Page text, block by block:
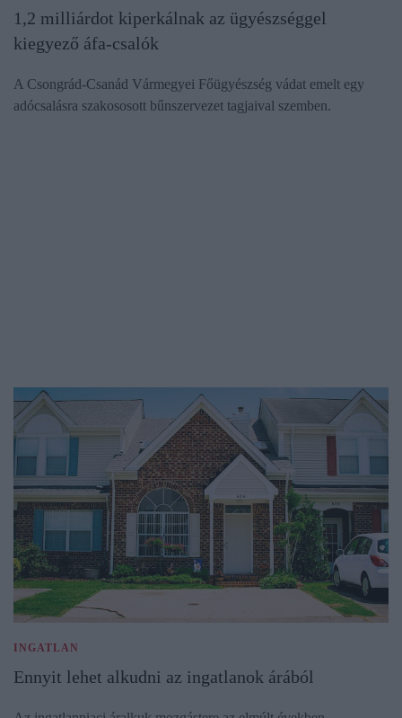
1,2 milliárdot kiperkálnak az ügyészséggel
kiegyező áfa-csalók
A Csongrád-Csanád Vármegyei Főügyészség vádat emelt egy
adócsalásra szakososott bűnszervezet tagjaival szemben.
INGATLAN
Ennyit lehet alkudni az ingatlanok árából